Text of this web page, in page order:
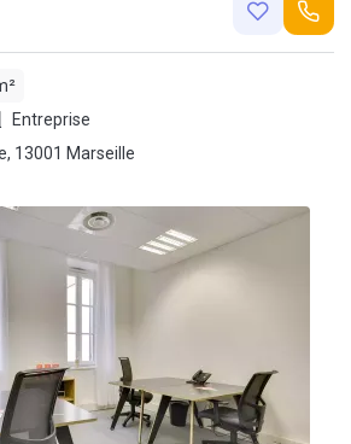
Entreprise
Quai de Rive Neuve, 13001 Marseille